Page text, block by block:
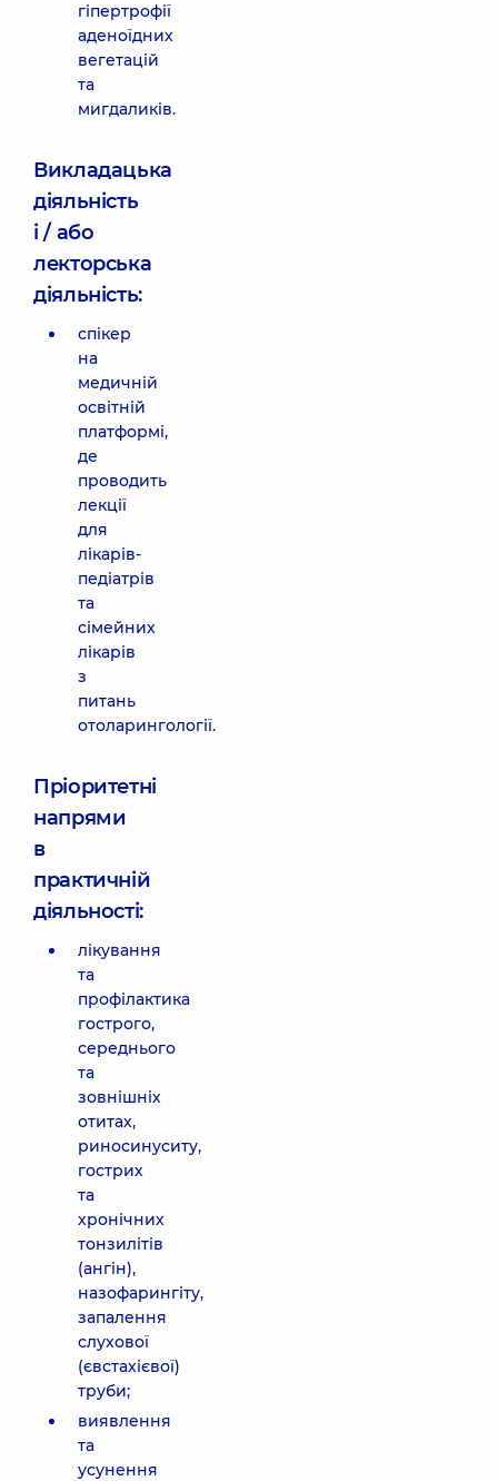
гіпертрофії
аденоїдних
вегетацій
та
мигдаликів.
Викладацька
діяльність
і / або
лекторська
діяльність:
спікер
на
медичній
освітній
платформі,
де
проводить
лекції
для
лікарів-
педіатрів
та
сімейних
лікарів
з
питань
отоларингології.
Пріоритетні
напрями
в
практичній
діяльності:
лікування
та
профілактика
гострого,
середнього
та
зовнішніх
отитах,
риносинуситу,
гострих
та
хронічних
тонзилітів
(ангін),
назофарингіту,
запалення
слухової
(євстахієвої)
труби;
виявлення
та
усунення